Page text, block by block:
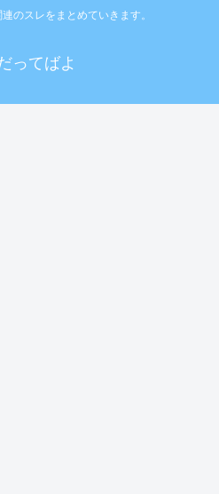
のスレをまとめていきます。
ってばよ